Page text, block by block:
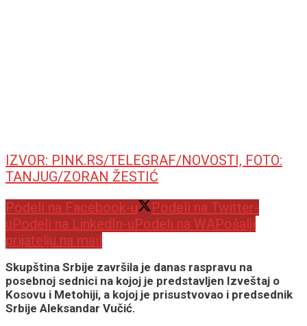
IZVOR: PINK.RS/TELEGRAF/NOVOSTI, FOTO:
TANJUG/ZORAN ŽESTIĆ
Podeli na Facebook-u
Podeli na Twitter-
uPodeli na LinkedIn-uPodeli na WAPošalji
prijatelju na mail
Skupština Srbije završila je danas raspravu na
posebnoj sednici na kojoj je predstavljen Izveštaj o
Kosovu i Metohiji, a kojoj je prisustvovao i predsednik
Srbije Aleksandar Vučić.